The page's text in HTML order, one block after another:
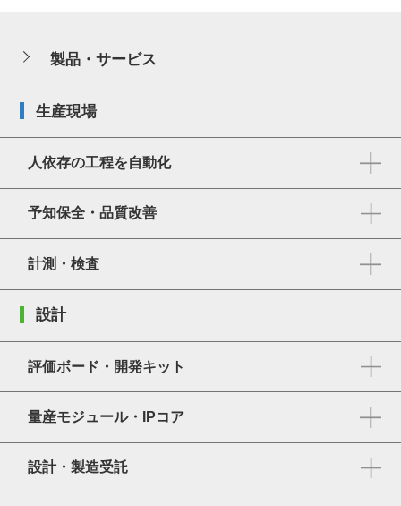
製品・サービス
生産現場
人依存の工程を自動化
予知保全・品質改善
計測・検査
設計
評価ボード・開発キット
量産モジュール・IPコア
設計・製造受託